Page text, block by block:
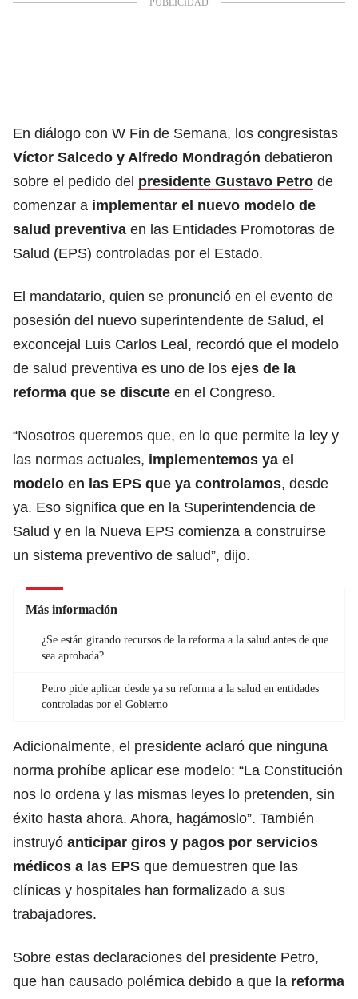
En diálogo con W Fin de Semana, los congresistas
Víctor Salcedo y Alfredo Mondragón debatieron
sobre el pedido del presidente Gustavo Petro de
comenzar a implementar el nuevo modelo de
salud preventiva en las Entidades Promotoras de
Salud (EPS) controladas por el Estado.
El mandatario, quien se pronunció en el evento de
posesión del nuevo superintendente de Salud, el
exconcejal Luis Carlos Leal, recordó que el modelo
de salud preventiva es uno de los ejes de la
reforma que se discute en el Congreso.
“Nosotros queremos que, en lo que permite la ley y
las normas actuales, implementemos ya el
modelo en las EPS que ya controlamos, desde
ya. Eso significa que en la Superintendencia de
Salud y en la Nueva EPS comienza a construirse
un sistema preventivo de salud”, dijo.
Más información
¿Se están girando recursos de la reforma a la salud antes de que
sea aprobada?
Petro pide aplicar desde ya su reforma a la salud en entidades
controladas por el Gobierno
Adicionalmente, el presidente aclaró que ninguna
norma prohíbe aplicar ese modelo: “La Constitución
nos lo ordena y las mismas leyes lo pretenden, sin
éxito hasta ahora. Ahora, hagámoslo”. También
instruyó anticipar giros y pagos por servicios
médicos a las EPS que demuestren que las
clínicas y hospitales han formalizado a sus
trabajadores.
Sobre estas declaraciones del presidente Petro,
que han causado polémica debido a que la reforma